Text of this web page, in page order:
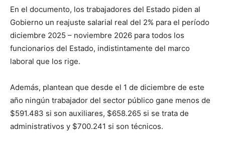
En el documento, los trabajadores del Estado piden al
Gobierno un reajuste salarial real del 2% para el período
diciembre 2025 – noviembre 2026 para todos los
funcionarios del Estado, indistintamente del marco
laboral que los rige.
Además, plantean que desde el 1 de diciembre de este
año ningún trabajador del sector público gane menos de
$591.483 si son auxiliares, $658.265 si se trata de
administrativos y $700.241 si son técnicos.